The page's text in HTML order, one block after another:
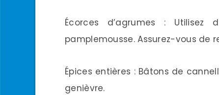
Écorces d’agrumes :
pamplemousse. Assurez-vous de
Épices entières : Bâtons de
genièvre.